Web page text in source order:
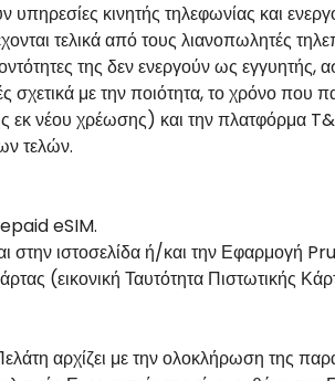
υπηρεσίες κινητής τηλεφωνίας και
τελικά από τους λιανοπωλητές
της δεν ενεργούν ως
με την ποιότητα, το χρόνο
νέου χρέωσης) και την πλατφόρμα
τελών.
eSIM.
στην ιστοσελίδα ή/και την Εφαρμογή
(εικονική Ταυτότητα Πιστωτικής
αρχίζει με την ολοκλήρωση της